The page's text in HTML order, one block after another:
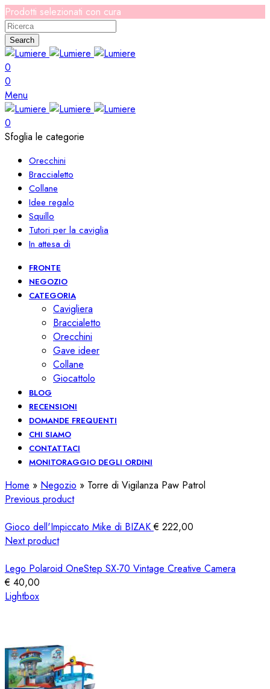
Prodotti selezionati con cura
Search
0
0
Menu
0
Sfoglia le categorie
Orecchini
Braccialetto
Collane
Idee regalo
Squillo
Tutori per la caviglia
In attesa di
FRONTE
NEGOZIO
CATEGORIA
Cavigliera
Braccialetto
Orecchini
Gave ideer
Collane
Giocattolo
BLOG
RECENSIONI
DOMANDE FREQUENTI
CHI SIAMO
CONTATTACI
MONITORAGGIO DEGLI ORDINI
Home » Negozio » Torre di Vigilanza Paw Patrol
Previous product
Gioco dell'Impiccato Mike di BIZAK€ 222,00
Next product
Lego Polaroid OneStep SX-70 Vintage Creative Camera
€ 40,00
Lightbox